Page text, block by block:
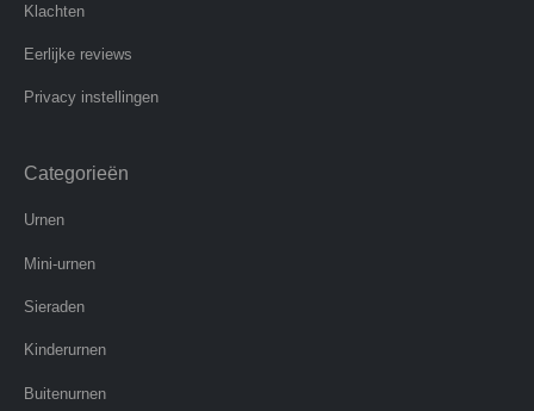
Klachten
Eerlijke reviews
Privacy instellingen
Categorieën
Urnen
Mini-urnen
Sieraden
Kinderurnen
Buitenurnen